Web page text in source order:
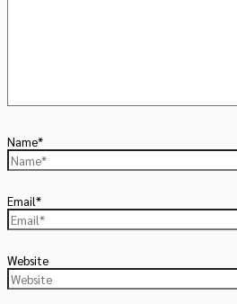
Name*
Email*
Website